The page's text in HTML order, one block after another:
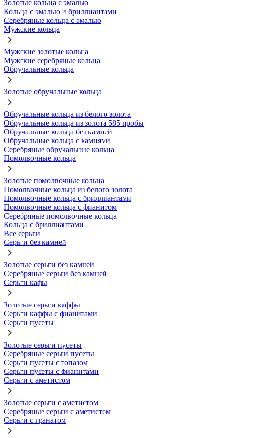
Золотые кольца с эмалью
Кольца с эмалью и бриллиантами
Серебряные кольца с эмалью
Мужские кольца
Мужские золотые кольца
Мужские серебряные кольца
Обручальные кольца
Золотые обручальные кольца
Обручальные кольца из белого золота
Обручальные кольца из золота 585 пробы
Обручальные кольца без камней
Обручальные кольца с камнями
Серебряные обручальные кольца
Помолвочные кольца
Золотые помолвочные кольца
Помолвочные кольца из белого золота
Помолвочные кольца с бриллиантами
Помолвочные кольца с фианитом
Серебряные помолвочные кольца
Кольца с бриллиантами
Все серьги
Серьги без камней
Золотые серьги без камней
Серебряные серьги без камней
Серьги кафы
Золотые серьги каффы
Серьги каффы с фианитами
Серьги пусеты
Золотые серьги пусеты
Серебряные серьги пусеты
Серьги пусеты с топазом
Серьги пусеты с фианитами
Серьги с аметистом
Золотые серьги с аметистом
Серебряные серьги с аметистом
Серьги с гранатом